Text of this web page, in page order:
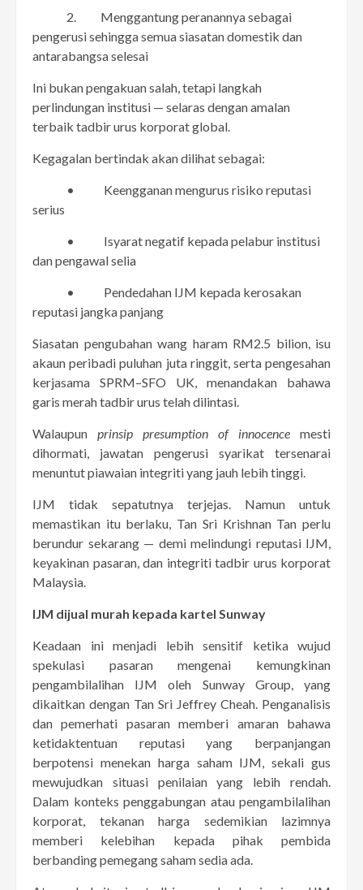
2. Menggantung peranannya sebagai
pengerusi sehingga semua siasatan domestik dan
antarabangsa selesai
Ini bukan pengakuan salah, tetapi langkah
perlindungan institusi — selaras dengan amalan
terbaik tadbir urus korporat global.
Kegagalan bertindak akan dilihat sebagai:
• Keengganan mengurus risiko reputasi
serius
• Isyarat negatif kepada pelabur institusi
dan pengawal selia
• Pendedahan IJM kepada kerosakan
reputasi jangka panjang
Siasatan pengubahan wang haram RM2.5 bilion, isu
akaun peribadi puluhan juta ringgit, serta pengesahan
kerjasama SPRM–SFO UK, menandakan bahawa
garis merah tadbir urus telah dilintasi.
Walaupun prinsip presumption of innocence mesti
dihormati, jawatan pengerusi syarikat tersenarai
menuntut piawaian integriti yang jauh lebih tinggi.
IJM tidak sepatutnya terjejas. Namun untuk
memastikan itu berlaku, Tan Sri Krishnan Tan perlu
berundur sekarang — demi melindungi reputasi IJM,
keyakinan pasaran, dan integriti tadbir urus korporat
Malaysia.
IJM dijual murah kepada kartel Sunway
Keadaan ini menjadi lebih sensitif ketika wujud
spekulasi pasaran mengenai kemungkinan
pengambilalihan IJM oleh Sunway Group, yang
dikaitkan dengan Tan Sri Jeffrey Cheah. Penganalisis
dan pemerhati pasaran memberi amaran bahawa
ketidaktentuan reputasi yang berpanjangan
berpotensi menekan harga saham IJM, sekali gus
mewujudkan situasi penilaian yang lebih rendah.
Dalam konteks penggabungan atau pengambilalihan
korporat, tekanan harga sedemikian lazimnya
memberi kelebihan kepada pihak pembida
berbanding pemegang saham sedia ada.